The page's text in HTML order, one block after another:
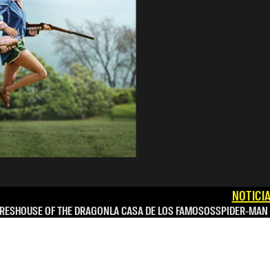
HOUSE OF THE DRAGONLA CASA DE LOS FAMOSOSSPIDER-MAN